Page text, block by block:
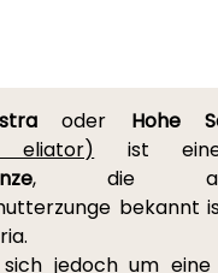
oder Hohe
eliator) ist
, die
bekannt
jedoch um